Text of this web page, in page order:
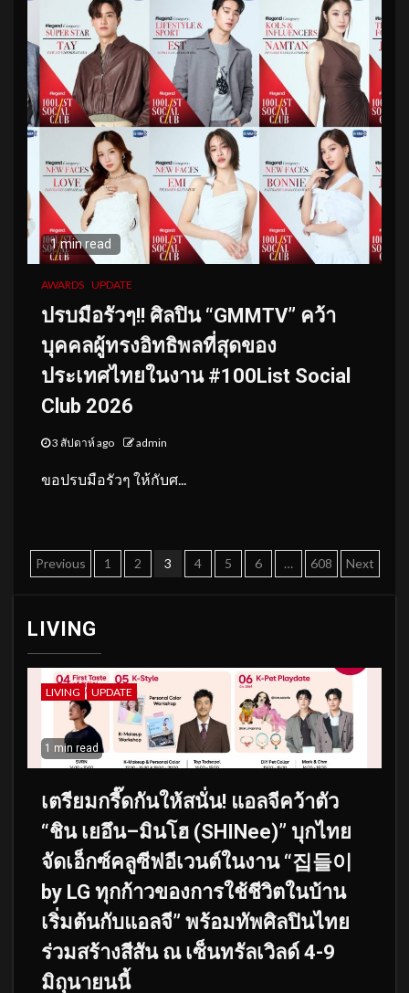
1 min read
AWARDS UPDATE
ปรบมือรัวๆ!! ศิลปิน “GMMTV” คว้า
บุคคลผู้ทรงอิทธิพลที่สุดของ
ประเทศไทยในงาน #100List Social
Club 2026
3 สัปดาห์ ago admin
ขอปรบมือรัวๆ ให้กับศ...
Posts
Previous 1 2 3 4 5 6 … 608 Next
LIVING
LIVING UPDATE
1 min read
เตรียมกรี๊ดกันให้สนั่น! แอลจีคว้าตัว
“ชิน เยอึน–มินโฮ (SHINee)” บุกไทย
จัดเอ็กซ์คลูซีฟอีเวนต์ในงาน “집들이
by LG ทุกก้าวของการใช้ชีวิตในบ้าน
เริ่มต้นกับแอลจี” พร้อมทัพศิลปินไทย
ร่วมสร้างสีสัน ณ เซ็นทรัลเวิลด์ 4-9
มิถุนายนนี้